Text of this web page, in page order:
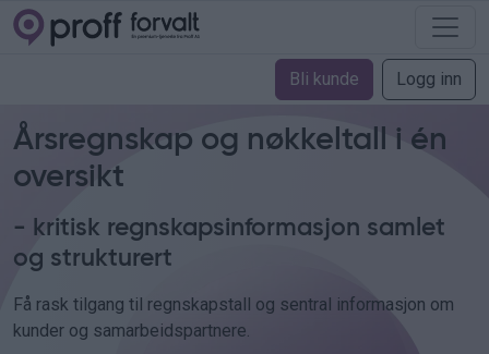
Bli kunde Logg inn
Årsregnskap og nøkkeltall i én
oversikt
- kritisk regnskapsinformasjon samlet
og strukturert
Få rask tilgang til regnskapstall og sentral informasjon om
kunder og samarbeidspartnere.